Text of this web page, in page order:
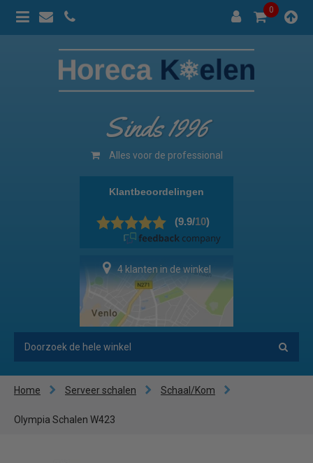
0
Sinds 1996
Alles voor de professional
4 klanten in de winkel
Home Serveer schalen Schaal/Kom
Olympia Schalen W423